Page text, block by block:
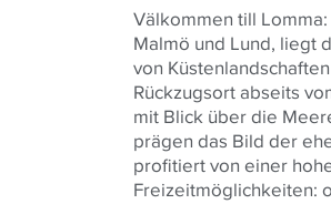
Välkommen till
Malmö und Lund, liegt
von
Rückzugsort abseits
mit Blick über die
prägen das Bild der
profitiert von einer
Freizeitmöglichkeiten: